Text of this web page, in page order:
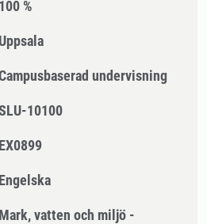
100 %
Uppsala
undervisning
10100
EX0899
Engelska
Mark, vatten och miljö -